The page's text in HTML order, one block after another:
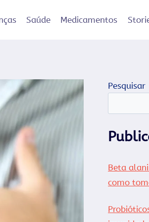
Saúde Medicamentos
Pesquisar
Beta
como